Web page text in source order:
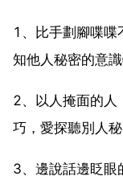
1、比手劃腳喋喋
知他人秘密的意識
2、以人掩面的人
巧，愛探聽別人秘
3、邊說話邊眨眼